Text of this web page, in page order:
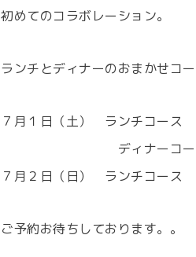
初めてのコラボレーション。
ランチとディナーのおまかせコ
７月１日（土） ランチコ
ディナーコー
７月２日（日） ランチコース
ご予約お待ちしております。。